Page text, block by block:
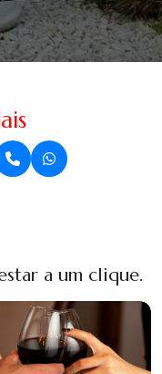
a um clique.